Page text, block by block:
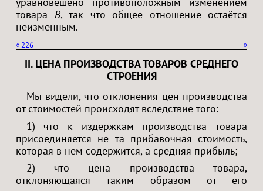
товара B, так что общее отношение остаётся
неизменным.
« »
226
II. ЦЕНА ПРОИЗВОДСТВА ТОВАРОВ СРЕДНЕГО
СТРОЕНИЯ
Мы видели, что отклонения цен производства
от стоимостей происходят вследствие того:
1) что к издержкам производства товара
присоединяется не та прибавочная стоимость,
которая в нём содержится, а средняя прибыль;
2) что цена производства товара,
отклоняющаяся таким образом от его